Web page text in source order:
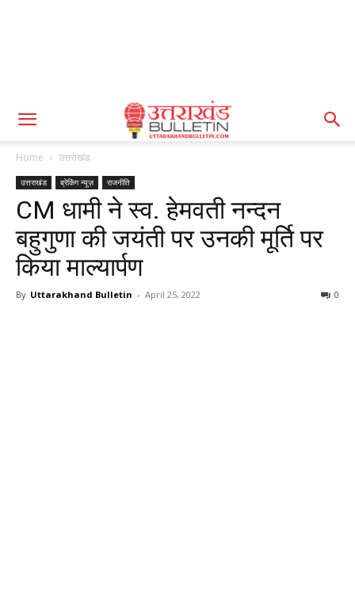
Home उत्तराखंड
उत्तराखंड ब्रेकिंग न्यूज़ राजनीति
CM धामी ने स्व. हेमवती नन्दन
बहुगुणा की जयंती पर उनकी मूर्ति पर
किया माल्यार्पण
By Uttarakhand Bulletin - April 25, 2022 0